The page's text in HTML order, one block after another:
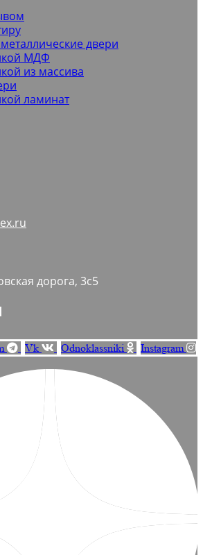
двери
МДФ
из массива
ламинат
дорога, 3с5
Vk Odnoklassniki
Instagram